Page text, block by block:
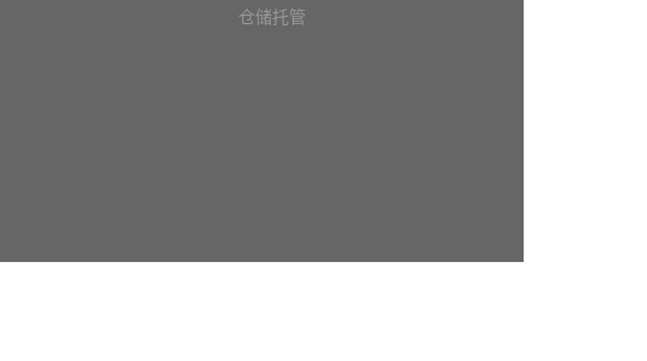
仓储托管